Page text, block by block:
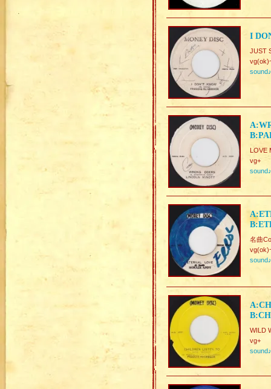
I
JUST
sound♪
LOVE
vg+
sound♪
名曲
sound♪
WILD
vg+
sound♪